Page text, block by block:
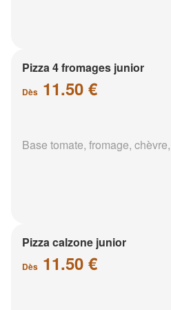
Pizza 4 fromages junior
Dès 11.50 €
Base tomate, fromage,
Pizza calzone junior
Dès 11.50 €